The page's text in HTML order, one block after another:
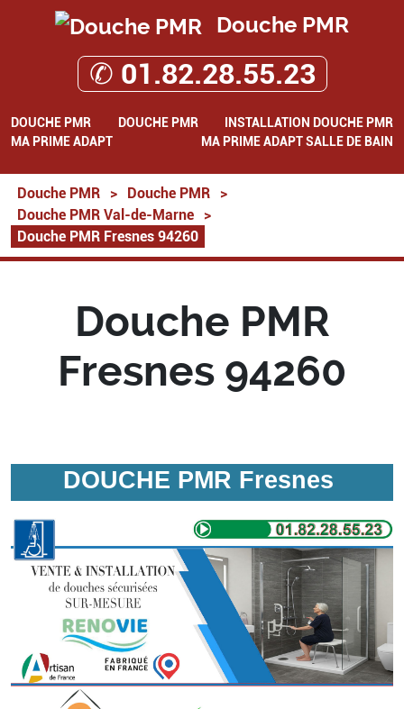
Douche PMR
✆ 01.82.28.55.23
DOUCHE PMR DOUCHE PMR
INSTALLATION DOUCHE PMR
MA PRIME ADAPT
MA PRIME ADAPT SALLE DE BAIN
Douche PMR > Douche PMR
>
Douche PMR Val-de-Marne
>
Douche PMR Fresnes 94260
Douche PMR
Fresnes 94260
DOUCHE PMR Fresnes